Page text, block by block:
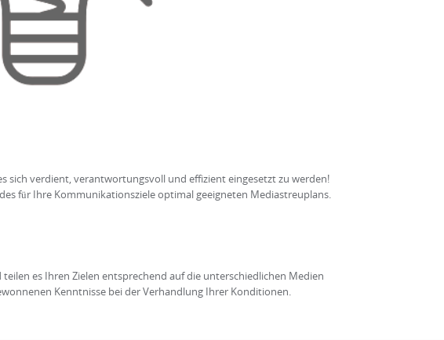
sich verdient, verantwortungsvoll und effizient eingesetzt zu werden!
für Ihre Kommunikationsziele optimal geeigneten Mediastreuplans.
es Ihren Zielen entsprechend auf die unterschiedlichen Medien
Kenntnisse bei der Verhandlung Ihrer Konditionen.